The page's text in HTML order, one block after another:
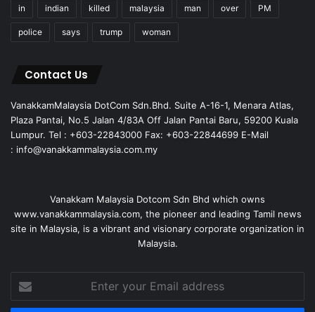
in indian killed malaysia man over PM
police says trump woman
Contact Us
VanakkamMalaysia DotCom Sdn.Bhd. Suite A-16-1, Menara Atlas,
Plaza Pantai, No.5 Jalan 4/83A Off Jalan Pantai Baru, 59200 Kuala
Lumpur. Tel : +603-22843000 Fax: +603-22844699 E-Mail
: info@vanakkammalaysia.com.my
Vanakkam Malaysia Dotcom Sdn Bhd which owns
www.vanakkammalaysia.com, the pioneer and leading Tamil news
site in Malaysia, is a vibrant and visionary corporate organization in
Malaysia.
your
Email